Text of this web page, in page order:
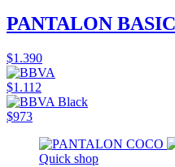
PANTALON BASIC
$1.390
$1.112
$973
Quick shop